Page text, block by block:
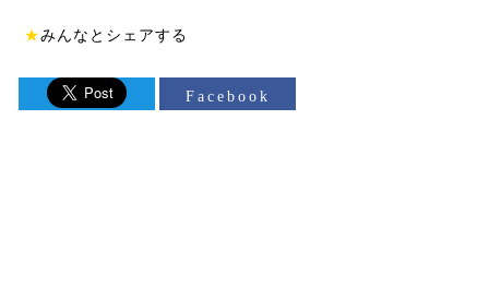
★みんなとシェアする
Facebook